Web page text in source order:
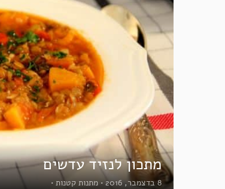
מתכון לנזיד עדשים
8 בדצמבר, 2016 • מתנות קטנות •